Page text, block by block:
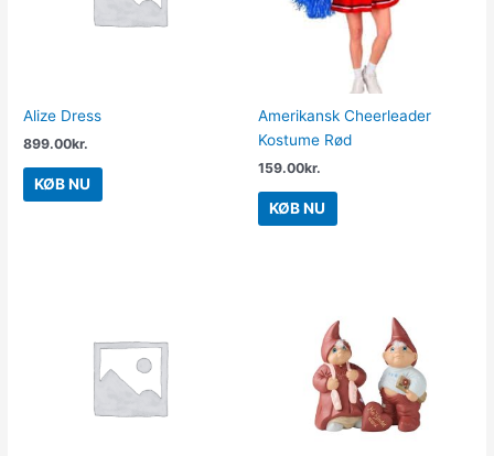
Alize Dress
899.00kr.
KØB NU
Amerikansk Cheerleader
Kostume Rød
159.00kr.
KØB NU